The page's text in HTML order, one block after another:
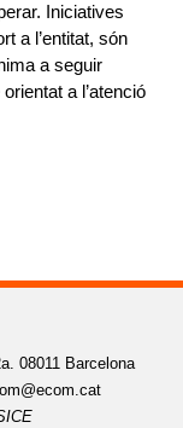
Iniciatives
a l’entitat, són
a seguir
a l’atenció
08011 Barcelona